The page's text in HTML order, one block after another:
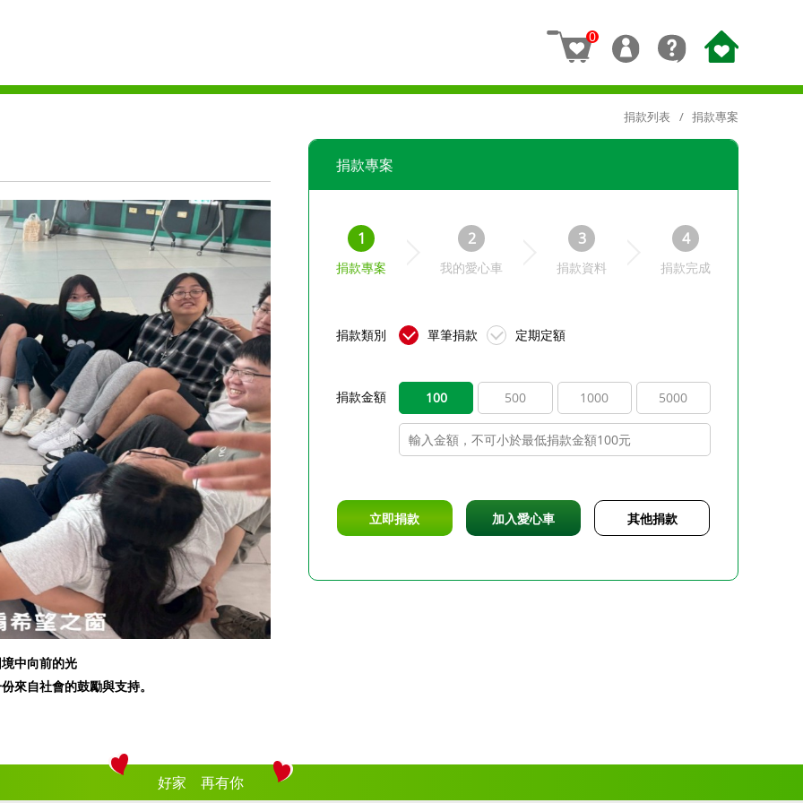
0
捐款列表 捐款專案
中向前的光
來自社會的鼓勵與支持。
捐款專案
1
捐款專案
2
我的愛心車
3
捐款資料
4
捐款完成
捐款類別 單筆捐款 定期定額
捐款金額 100 500 1000 5000
立即捐款 加入愛心車 其他捐款
好家 再有你